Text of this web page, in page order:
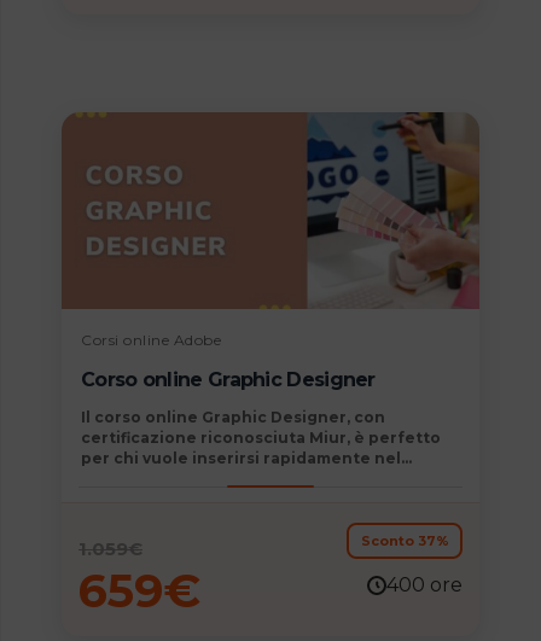
Corsi online Adobe
Corso online Graphic Designer
Il corso online Graphic Designer, con
certificazione riconosciuta Miur, è perfetto
per chi vuole inserirsi rapidamente nel
una skill vincente sia nell’ambito della
comunicazione visiva in generale che
nell’ambito del Digital Marketing in
particolare.
1.059€
659€
Sconto 37%
400 ore